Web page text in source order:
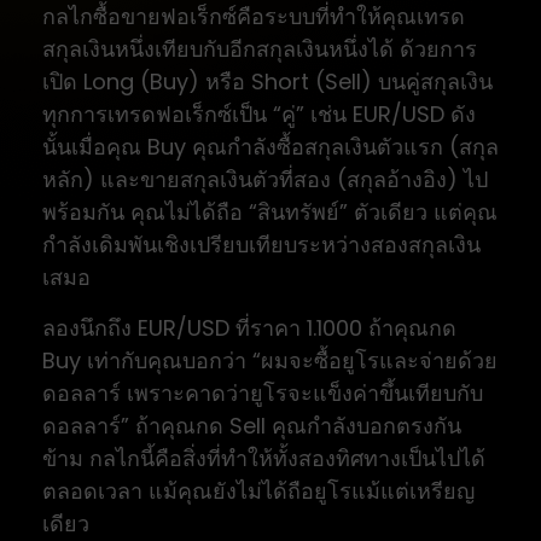
กลไกซื้อขายฟอเร็กซ์คือระบบที่ทำให้คุณเทรด
สกุลเงินหนึ่งเทียบกับอีกสกุลเงินหนึ่งได้ ด้วยการ
เปิด Long (Buy) หรือ Short (Sell) บนคู่สกุลเงิน
ทุกการเทรดฟอเร็กซ์เป็น “คู่” เช่น EUR/USD ดัง
นั้นเมื่อคุณ Buy คุณกำลังซื้อสกุลเงินตัวแรก (สกุล
หลัก) และขายสกุลเงินตัวที่สอง (สกุลอ้างอิง) ไป
พร้อมกัน คุณไม่ได้ถือ “สินทรัพย์” ตัวเดียว แต่คุณ
กำลังเดิมพันเชิงเปรียบเทียบระหว่างสองสกุลเงิน
เสมอ
ลองนึกถึง EUR/USD ที่ราคา 1.1000 ถ้าคุณกด
Buy เท่ากับคุณบอกว่า “ผมจะซื้อยูโรและจ่ายด้วย
ดอลลาร์ เพราะคาดว่ายูโรจะแข็งค่าขึ้นเทียบกับ
ดอลลาร์” ถ้าคุณกด Sell คุณกำลังบอกตรงกัน
ข้าม กลไกนี้คือสิ่งที่ทำให้ทั้งสองทิศทางเป็นไปได้
ตลอดเวลา แม้คุณยังไม่ได้ถือยูโรแม้แต่เหรียญ
เดียว